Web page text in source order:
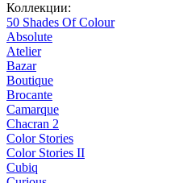
Коллекции:
50 Shades Of Colour
Absolute
Atelier
Bazar
Boutique
Brocante
Camarque
Chacran 2
Color Stories
Color Stories II
Cubiq